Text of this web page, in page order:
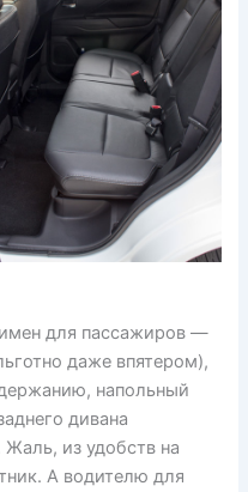
для пассажиров —
даже впятером),
напольный
дивана
Жаль, из удобств на
А водителю для